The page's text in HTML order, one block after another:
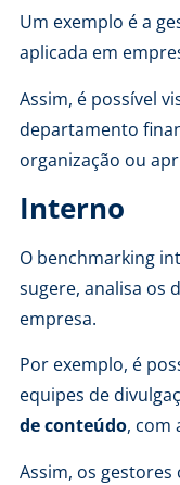
Um exemplo é a
aplicada em
Assim, é possível
departamento
organização ou
Interno
O benchmarking
sugere, analisa os
empresa.
Por exemplo, é
equipes de
de conteúdo, com
Assim, os